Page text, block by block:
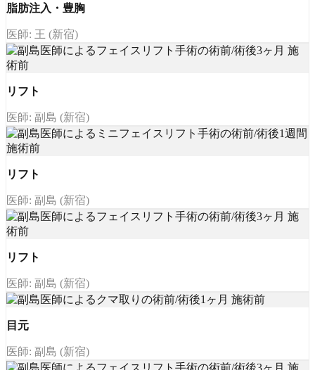
脂肪注入・豊胸
医師: 王 (新宿)
リフト
医師: 副島 (新宿)
リフト
医師: 副島 (新宿)
リフト
医師: 副島 (新宿)
目元
医師: 副島 (新宿)